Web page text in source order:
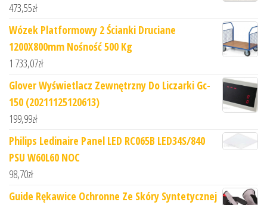
473,55zł
Wózek Platformowy 2 Ścianki Druciane
1200X800mm Nośność 500 Kg
1 733,07zł
Glover Wyświetlacz Zewnętrzny Do Liczarki Gc-
150 (20211125120613)
199,99zł
Philips Ledinaire Panel LED RC065B LED34S/840
PSU W60L60 NOC
98,70zł
Guide Rękawice Ochronne Ze Skóry Syntetycznej